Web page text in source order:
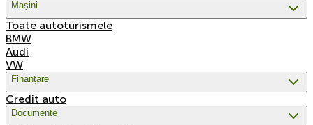
Mașini
Toate autoturismele
BMW
Audi
VW
Finanțare
Credit auto
Documente